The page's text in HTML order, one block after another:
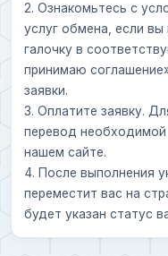
2. Ознакомьтесь с
услуг обмена, если вы
галочку в
принимаю
заявки.
3. Оплатите заявку.
перевод
нашем сайте.
4. После выполнения
переместит вас на
будет указан статус